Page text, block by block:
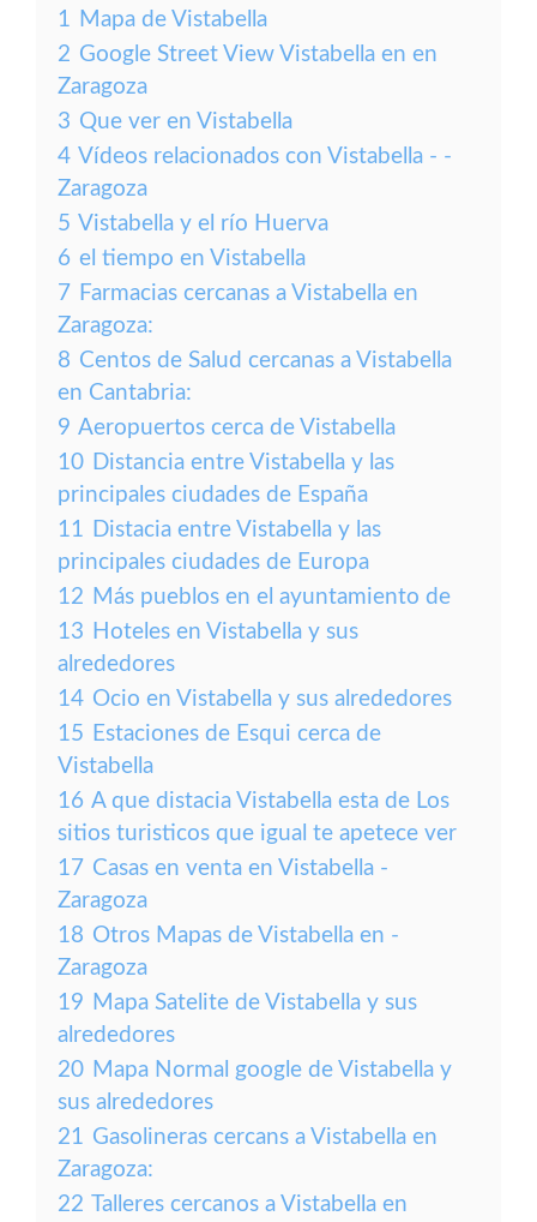
1 Mapa de Vistabella
2 Google Street View Vistabella en en
Zaragoza
3 Que ver en Vistabella
4 Vídeos relacionados con Vistabella - -
Zaragoza
5 Vistabella y el río Huerva
6 el tiempo en Vistabella
7 Farmacias cercanas a Vistabella en
Zaragoza:
8 Centos de Salud cercanas a Vistabella
en Cantabria:
9 Aeropuertos cerca de Vistabella
10 Distancia entre Vistabella y las
principales ciudades de España
11 Distacia entre Vistabella y las
principales ciudades de Europa
12 Más pueblos en el ayuntamiento de
13 Hoteles en Vistabella y sus
alrededores
14 Ocio en Vistabella y sus alrededores
15 Estaciones de Esqui cerca de
Vistabella
16 A que distacia Vistabella esta de Los
sitios turisticos que igual te apetece ver
17 Casas en venta en Vistabella -
Zaragoza
18 Otros Mapas de Vistabella en -
Zaragoza
19 Mapa Satelite de Vistabella y sus
alrededores
20 Mapa Normal google de Vistabella y
sus alrededores
21 Gasolineras cercans a Vistabella en
Zaragoza:
22 Talleres cercanos a Vistabella en